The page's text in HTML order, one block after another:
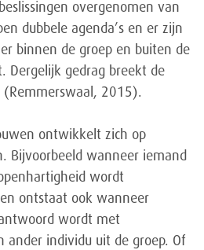
overgenomen van
dubbele agenda’s en er zijn
binnen de groep en buiten de
Dergelijk gedrag breekt de
(Remmerswaal, 2015).
ontwikkelt zich op
Bijvoorbeeld wanneer iemand
wordt
ontstaat ook wanneer
wordt met
ander individu uit de groep. Of